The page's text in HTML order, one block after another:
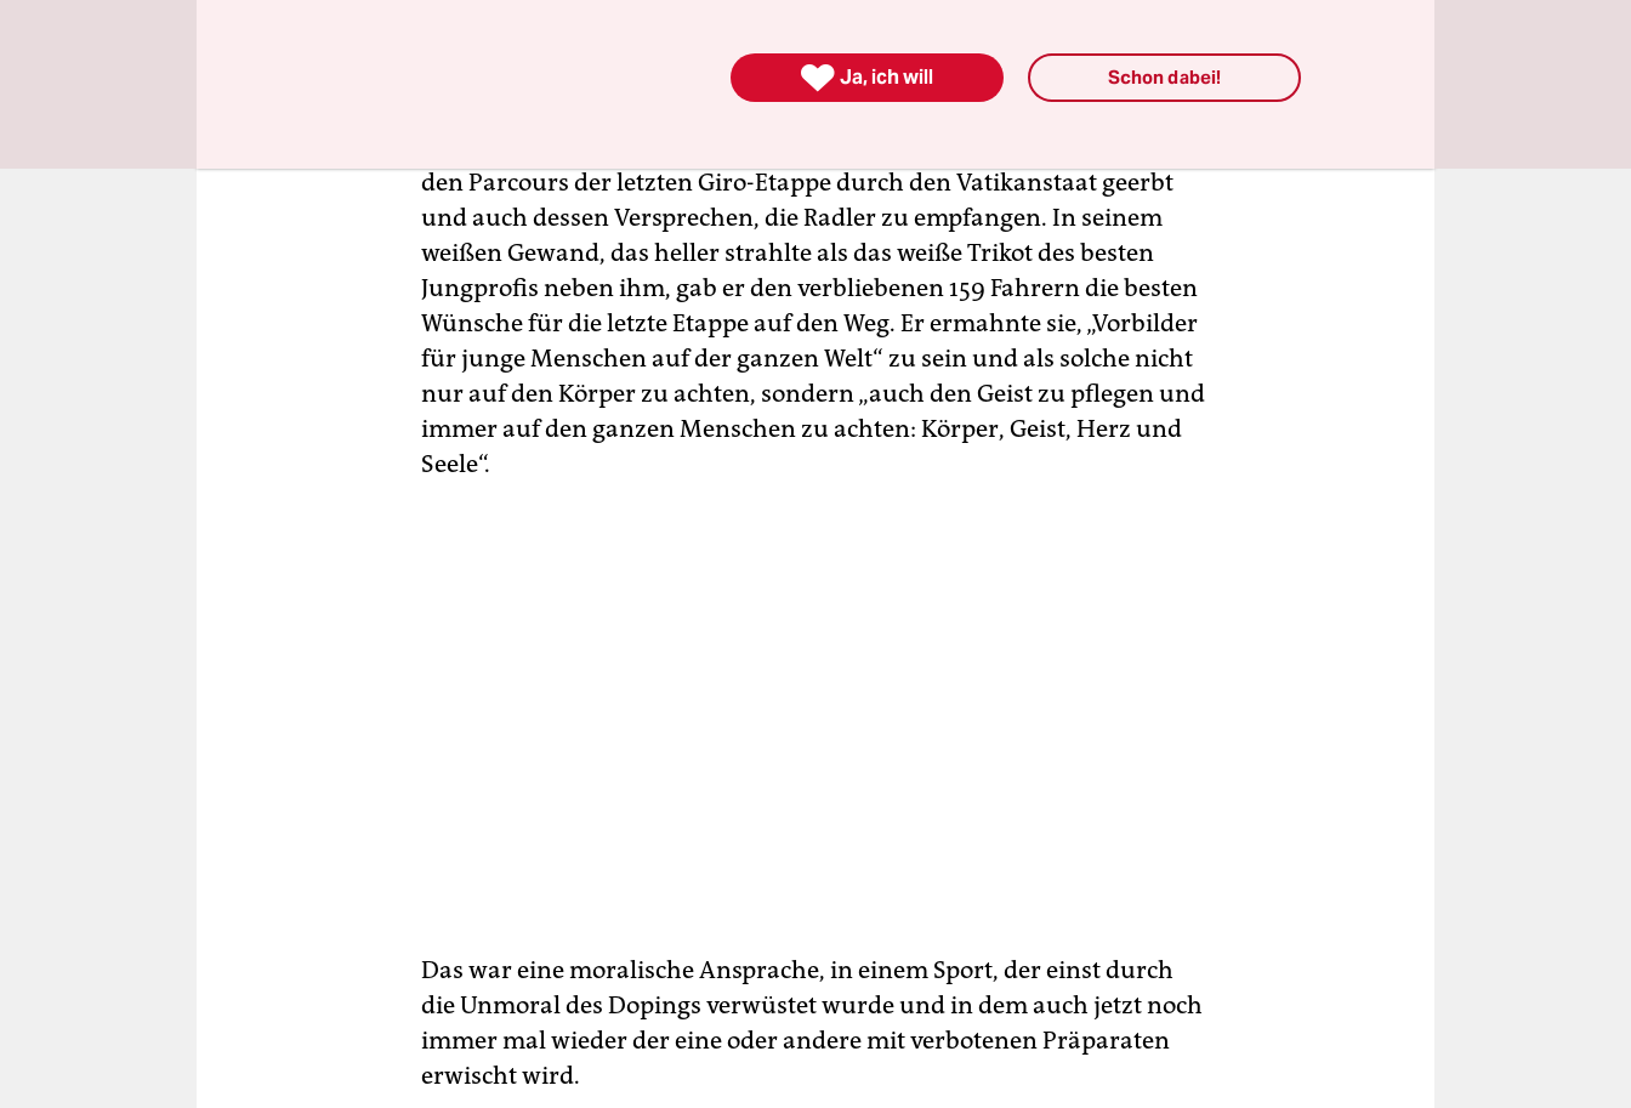
Wer auch strahlte, war Papst Leo XIV.Er wurde am 8. Mai zum Papst
in Albanienauf der anderen Seite der Adria
den Parcours der letzten Giro-Etappe durch den Vatikanstaat geerbt
und auch dessen Versprechen, die Radler zu empfangen. In seinem
weißen Gewand, das heller strahlte als das weiße Trikot des besten
Jungprofis neben ihm, gab er den verbliebenen 159 Fahrern die besten
Wünsche für die letzte Etappe auf den Weg. Er ermahnte sie, „Vorbilder
für junge Menschen auf der ganzen Welt“ zu sein und als solche nicht
nur auf den Körper zu achten, sondern „auch den Geist zu pflegen und
immer auf den ganzen Menschen zu achten: Körper, Geist, Herz und
Seele“.
Das war eine moralische Ansprache, in einem Sport, der einst durch
die Unmoral des Dopings verwüstet wurde und in dem auch jetzt noch
immer mal wieder der eine oder andere mit verbotenen Präparaten
erwischt wird.
 Ja, ich will Schon dabei!